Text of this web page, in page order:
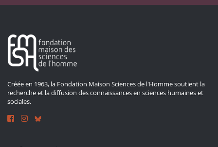
Créée en 1963, la Fondation Maison Sciences de l'Homme soutient la
recherche et la diffusion des connaissances en sciences humaines et
sociales.